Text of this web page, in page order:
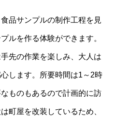
品サンプルの制作工程を見
ルを作る体験ができます。
先の作業を楽しみ、大人は
します。所要時間は1～2時
ものもあるので計画的に訪
町屋を改装しているため、